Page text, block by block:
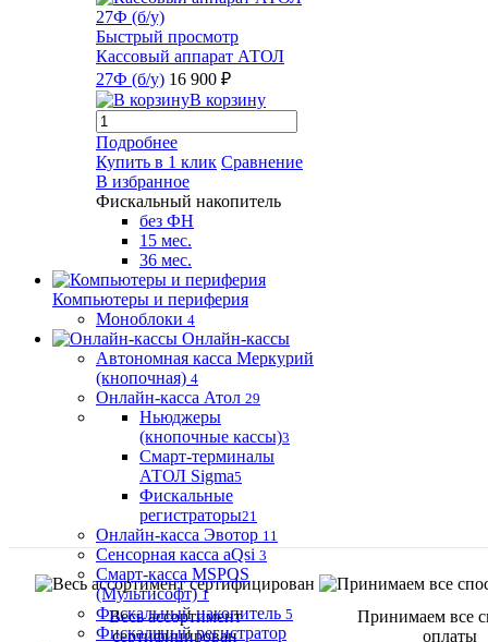
Быстрый просмотр
Кассовый аппарат АТОЛ
27Ф (б/у) 16 900 ₽
В корзину
Подробнее
Купить в 1 клик Сравнение
В избранное
Фискальный накопитель
без ФН
15 мес.
36 мес.
Компьютеры и периферия
Моноблоки 4
Онлайн-кассы
Автономная касса Меркурий
(кнопочная) 4
Онлайн-касса Атол 29
Ньюджеры
(кнопочные кассы)3
Смарт-терминалы
АТОЛ Sigma5
Фискальные
регистраторы21
Онлайн-касса Эвотор 11
Сенсорная касса aQsi 3
Смарт-касса MSPOS
(Мультисофт) 1
Фискальный накопитель 5
Фискальный регистратор
Весь ассортимент
сертифицирован
Принимаем все
оплаты